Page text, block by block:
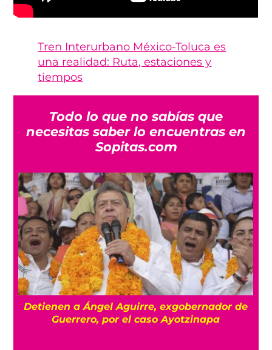
Tren Interurbano México-Toluca es
una realidad: Ruta, estaciones y
tiempos
Todo lo que no sabías que
necesitas saber lo encuentras en
Sopitas.com
Detienen a Ángel Aguirre, exgobernador de
Guerrero, por el caso Ayotzinapa